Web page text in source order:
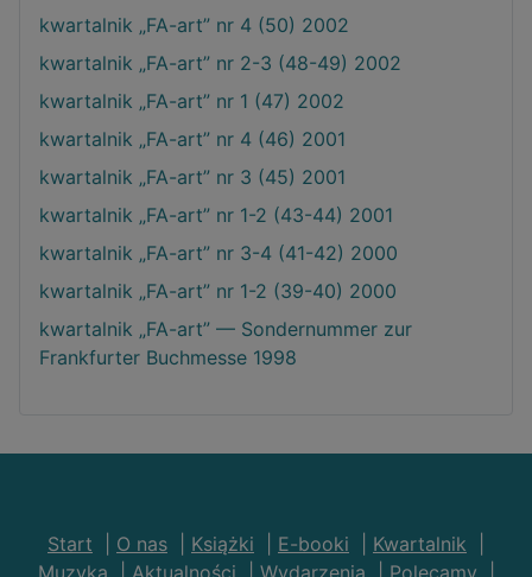
kwartalnik „FA-art” nr 4 (50) 2002
kwartalnik „FA-art” nr 2-3 (48-49) 2002
kwartalnik „FA-art” nr 1 (47) 2002
kwartalnik „FA-art” nr 4 (46) 2001
kwartalnik „FA-art” nr 3 (45) 2001
kwartalnik „FA-art” nr 1-2 (43-44) 2001
kwartalnik „FA-art” nr 3-4 (41-42) 2000
kwartalnik „FA-art” nr 1-2 (39-40) 2000
kwartalnik „FA-art” — Sondernummer zur
Frankfurter Buchmesse 1998
Start O nas Książki E-booki Kwartalnik
Muzyka
Aktualności Wydarzenia Polecamy